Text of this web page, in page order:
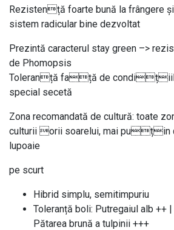
Rezistență foarte bună la frângere
sistem radicular bine dezvoltat
Prezintă caracterul stay green –>
de Phomopsis
Toleranță față de
special secetă
Zona recomandată de cultură: toate
culturii orii soarelui, mai puțin
lupoaie
pe scurt
Hibrid simplu, semitimpuriu
Toleranță boli: Putregaiul alb ++
Pătarea brună a tulpinii +++